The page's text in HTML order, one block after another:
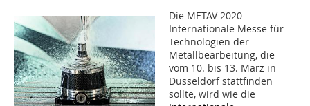
Die METAV 2020 –
Internationale Messe für
Technologien der
Metallbearbeitung, die
vom 10. bis 13. März in
Düsseldorf stattfinden
sollte, wird wie die